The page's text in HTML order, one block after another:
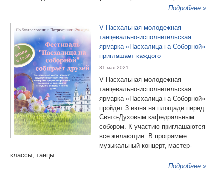
Подробнее »
V Пасхальная молодежная
танцевально-исполнительская
ярмарка «Пасхалица на Соборной»
приглашает каждого
31 мая 2021
V Пасхальная молодежная
танцевально-исполнительская
ярмарка «Пасхалица на Соборной»
пройдет 3 июня на площади перед
Свято-Духовым кафедральным
собором. К участию приглашаются
все желающие. В программе:
музыкальный концерт, мастер-
классы, танцы.
Подробнее »